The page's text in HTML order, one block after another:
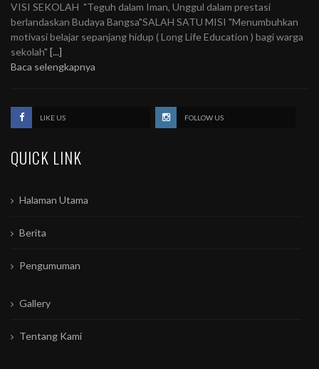
VISI SEKOLAH "Teguh dalam Iman, Unggul dalam prestasi
berlandaskan Budaya Bangsa"SALAH SATU MISI "Menumbuhkan
motivasi belajar sepanjang hidup ( Long Life Education ) bagi warga
sekolah" [...]
Baca selengkapnya
LIKE US FOLLOW US
QUICK LINK
Halaman Utama
Berita
Pengumuman
Gallery
Tentang Kami